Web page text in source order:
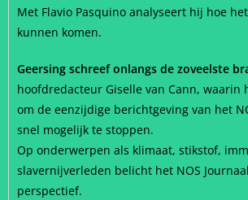
Met Flavio Pasquino analyseert hij hoe
kunnen komen.
Geersing schreef onlangs de zoveelste
hoofdredacteur Giselle van Cann, waarin
om de eenzijdige berichtgeving van het
snel mogelijk te stoppen.
Op onderwerpen als klimaat, stikstof,
slavernijverleden belicht het NOS
perspectief.